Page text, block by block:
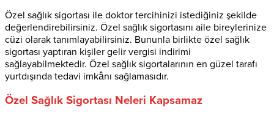
Özel sağlık sigortası ile doktor tercihinizi istediğiniz şekilde
değerlendirebilirsiniz. Özel sağlık sigortasını aile bireylerinize
cüzi olarak tanımlayabilirsiniz. Bununla birlikte özel sağlık
sigortası yaptıran kişiler gelir vergisi indirimi
sağlayabilmektedir. Özel sağlık sigortalarının en güzel tarafı
yurtdışında tedavi imkânı sağlamasıdır.
Özel Sağlık Sigortası Neleri Kapsamaz